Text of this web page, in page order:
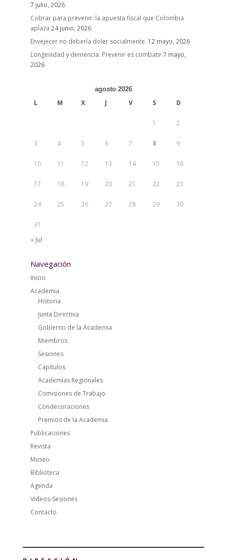
7 julio, 2026
Cobrar para prevenir: la apuesta fiscal que Colombia
aplaza 24 junio, 2026
Envejecer no debería doler socialmente. 12 mayo, 2026
Longevidad y demencia. Prevenir es combatir7 mayo,
2026
agosto 2026
L M X J V S D
1 2
3 4 5 6 7 8 9
10 11 12 13 14 15 16
17 18 19 20 21 22 23
24 25 26 27 28 29 30
31
« Jul
Navegación
Inicio
Academia
Historia
Junta Directiva
Gobierno de la Academia
Miembros
Sesiones
Capítulos
Academias Regionales
Comisiones de Trabajo
Condecoraciones
Premios de la Academia
Publicaciones
Revista
Museo
Biblioteca
Agenda
Videos-Sesiones
Contacto